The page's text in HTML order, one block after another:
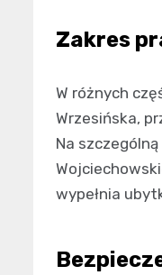
Zakres
W różnych
Wrzesińska,
Na
wypełnia